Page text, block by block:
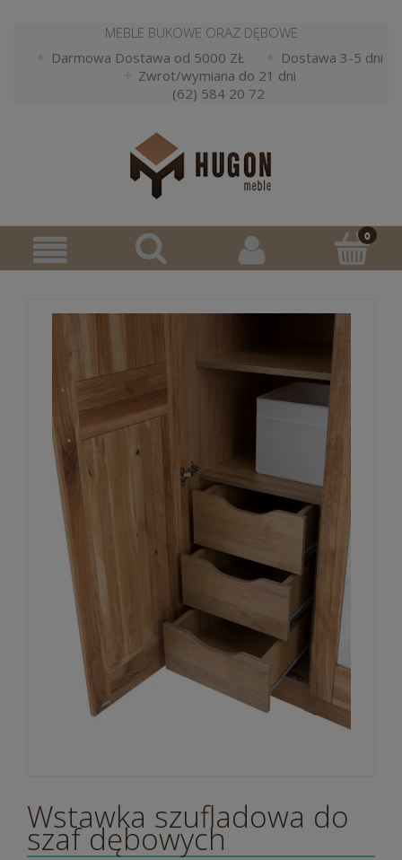
MEBLE BUKOWE ORAZ DĘBOWE
Darmowa Dostawa od 5000 ZŁ
Dostawa 3-5 dni
Zwrot/wymiana do 21 dni
(62) 584 20 72
Wstawka szufladowa do
szaf dębowych